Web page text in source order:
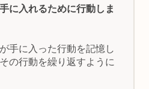
に入れるために行動しま
手に入った行動を記憶し
の行動を繰り返すように